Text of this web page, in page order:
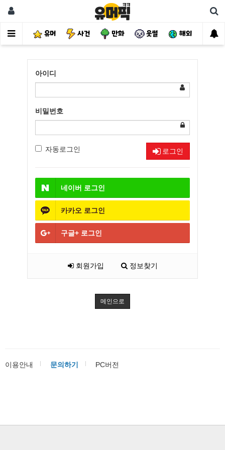
유머 사건 만화 웃썰 해외 핫
아이디
비밀번호
자동로그인 로그인
네이버 로그인
카카오 로그인
구글+ 로그인
회원가입 정보찾기
메인으로
이용안내 문의하기 PC버전